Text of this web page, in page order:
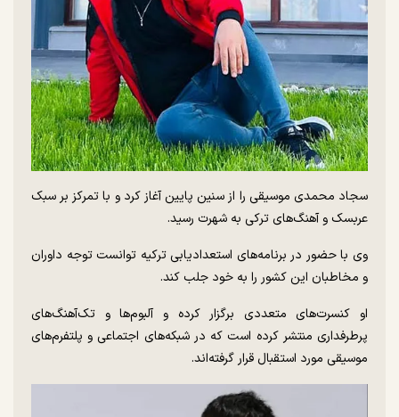
سجاد محمدی موسیقی را از سنین پایین آغاز کرد و با تمرکز بر سبک
عربسک و آهنگ‌های ترکی به شهرت رسید.
وی با حضور در برنامه‌های استعدادیابی ترکیه توانست توجه داوران
و مخاطبان این کشور را به خود جلب کند.
او کنسرت‌های متعددی برگزار کرده و آلبوم‌ها و تک‌آهنگ‌های
پرطرفداری منتشر کرده است که در شبکه‌های اجتماعی و پلتفرم‌های
موسیقی مورد استقبال قرار گرفته‌اند.